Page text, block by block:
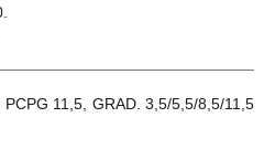
PCPG 11,5, GRAD. 3,5/5,5/8,5/11,5